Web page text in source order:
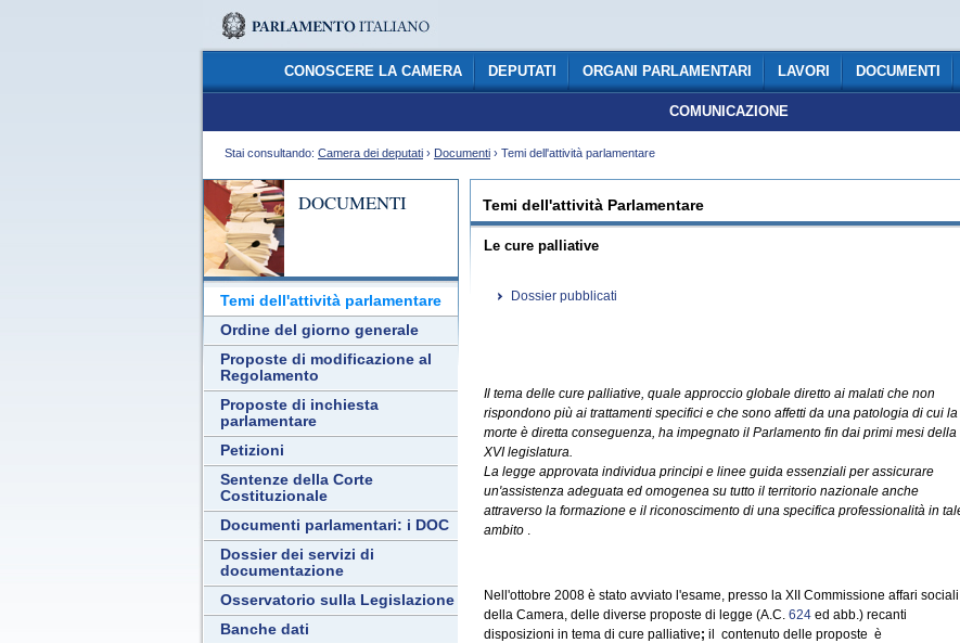
CONOSCERE LA CAMERA DEPUTATI ORGANI PARLAMENTARI LAVORI DOCUMENTI
COMUNICAZIONE
Stai consultando: Camera dei deputati › Documenti › Temi dell'attività parlamentare
DOCUMENTI
Temi dell'attività parlamentare
Ordine del giorno generale
Proposte di modificazione al
Regolamento
Proposte di inchiesta
parlamentare
Petizioni
Sentenze della Corte
Costituzionale
Documenti parlamentari: i DOC
Dossier dei servizi di
documentazione
Osservatorio sulla Legislazione
Banche dati
Temi dell'attività Parlamentare
Le cure palliative
Dossier pubblicati
Il tema delle cure palliative, quale approccio globale diretto ai malati che non
rispondono più ai trattamenti specifici e che sono affetti da una patologia di cui la
morte è diretta conseguenza, ha impegnato il Parlamento fin dai primi mesi della
XVI legislatura.
La legge approvata individua principi e linee guida essenziali per assicurare
un'assistenza adeguata ed omogenea su tutto il territorio nazionale anche
attraverso la formazione e il riconoscimento di una specifica professionalità in
ambito .
Nell'ottobre 2008 è stato avviato l'esame, presso la XII Commissione affari sociali
della Camera, delle diverse proposte di legge (A.C. 624 ed abb.) recanti
disposizioni in tema di cure palliative; il contenuto delle proposte è